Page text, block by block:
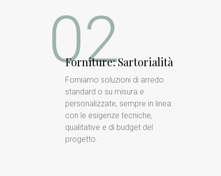
02
Forniture: Sartorialità
Forniamo soluzioni di arredo
standard o su misura e
personalizzate, sempre in linea
con le esigenze tecniche,
qualitative e di budget del
progetto.